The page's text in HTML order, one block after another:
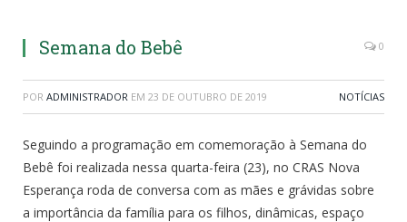
Semana do Bebê 0
POR ADMINISTRADOR EM 23 DE OUTUBRO DE 2019 NOTÍCIAS
Seguindo a programação em comemoração à Semana do
Bebê foi realizada nessa quarta-feira (23), no CRAS Nova
Esperança roda de conversa com as mães e grávidas sobre
a importância da família para os filhos, dinâmicas, espaço